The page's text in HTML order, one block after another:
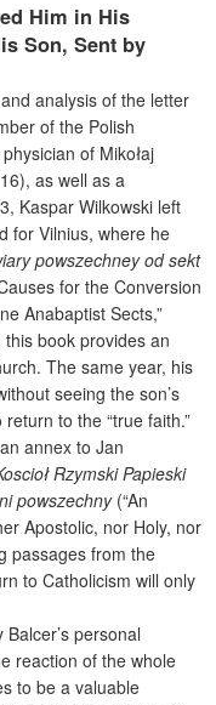
Him in His
Son, Sent by
analysis of the letter
of the Polish
of Mikołaj
as well as a
Kaspar Wilkowski left
for Vilnius, where he
powszechney od sekt
for the Conversion
Anabaptist Sects,”
book provides an
The same year, his
seeing the son’s
to the “true faith.”
annex to Jan
Rzymski Papieski
powszechny(“An
Apostolic, nor Holy, nor
passages from the
to Catholicism will only
personal
reaction of the whole
to be a valuable